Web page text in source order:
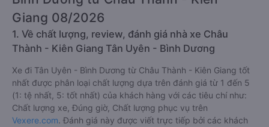
Giang 08/2026
1. Về chất lượng, review, đánh giá nhà xe Châu
Thành - Kiên Giang Tân Uyên - Bình Dương
Xe đi Tân Uyên - Bình Dương từ Châu Thành - Kiên Giang tốt
nhất được phân loại chất lượng dựa trên đánh giá từ 1 đến 5
(1: tệ nhất, 5: tốt nhất) của khách hàng với các tiêu chí như:
Chất lượng xe, Đúng giờ, Chất lượng phục vụ trên
Vexere.com. Đánh giá này được viết trực tiếp bởi các khách